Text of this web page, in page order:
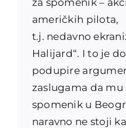
američkih pilota,
t.j. nedavno
Halijard“. I to je
podupire
zaslugama da mu
spomenik u
naravno ne stoji